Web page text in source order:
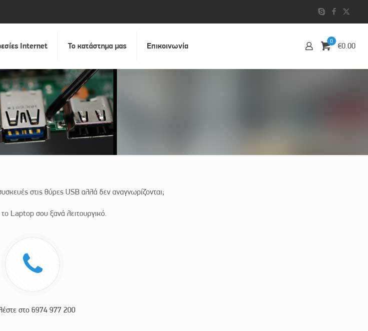
Internet Το κατάστημα μας Επικοινωvία 0 €0.00
στις θύρες USB αλλά δεν αναγνωρίζονται;
Laptop σου ξανά λειτουργικό.
στο 6974 977 200